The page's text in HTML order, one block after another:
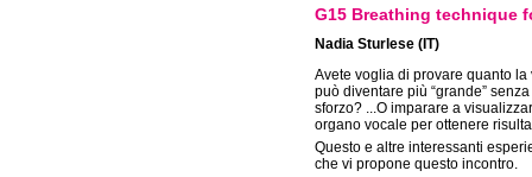
G15 Breathing technique
Nadia Sturlese (IT)
Avete voglia di provare quanto la
può diventare più “grande”
sforzo? ...O imparare a
organo vocale per ottenere
Questo e altre interessanti
che vi propone questo incontro.